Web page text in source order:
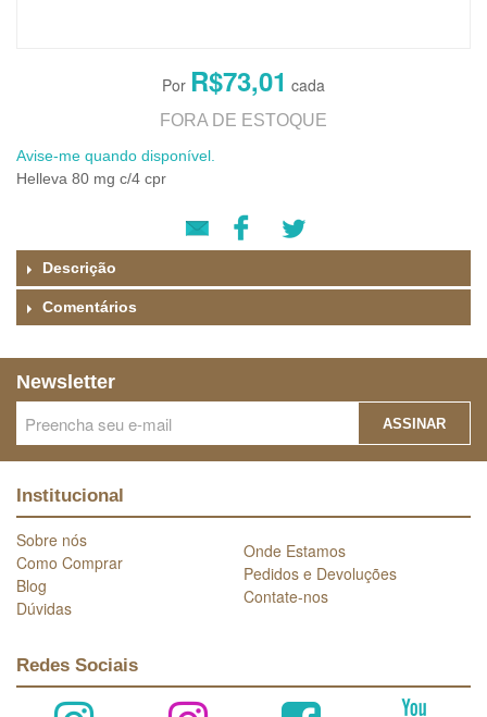
R$73,01
FORA DE ESTOQUE
Avise-me quando disponível.
Helleva 80 mg c/4 cpr
Descrição
Comentários
Newsletter
ASSINAR
Institucional
Sobre nós
Como Comprar
Blog
Dúvidas
Onde Estamos
Pedidos e Devoluções
Contate-nos
Redes Sociais